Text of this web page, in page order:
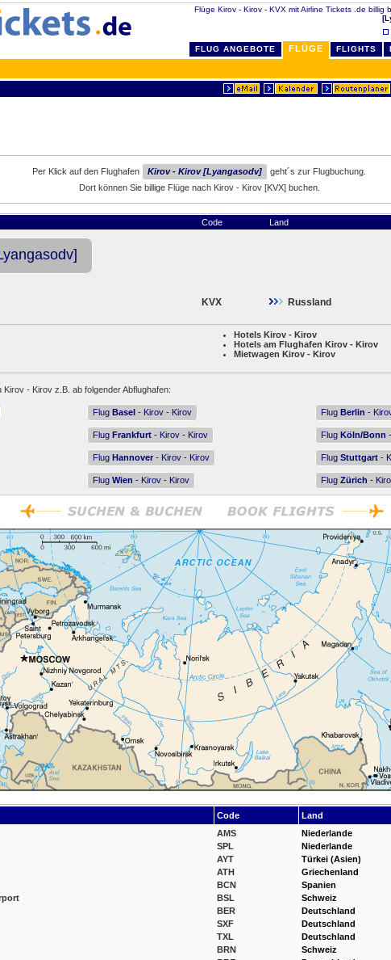
Flüge Kirov - Kirov - KVX mit Airline Tickets .de billig
FLUG ANGEBOTE FLÜGE FLIGHTS
Per Klick auf den Flughafen Kirov - Kirov [Lyangasodv]
geht´s zur Flugbuchung.
Dort können Sie billige Flüge nach Kirov - Kirov [KVX] buchen.
Code Land
KVX Russland
Hotels Kirov - Kirov
Hotels am Flughafen Kirov - Kirov
Mietwagen Kirov - Kirov
Kirov - Kirov z.B. ab folgender Abflughafen:
Flug Basel - Kirov - Kirov Flug Berlin -
Flug Frankfurt - Kirov - Kirov Flug Köln/Bonn
Flug Hannover - Kirov - Kirov Flug Stuttgart -
Flug Wien - Kirov - Kirov Flug Zürich -
Code
Land
AMS
SPL
AYT
ATH
BCN
BSL
BER
SXF
TXL
BRN
Niederlande
Niederlande
Türkei (Asien)
Griechenland
Spanien
Schweiz
Deutschland
Deutschland
Deutschland
Schweiz